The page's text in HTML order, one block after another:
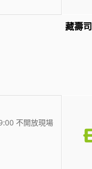
藏壽
不開放現場